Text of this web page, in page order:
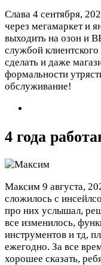
Слава 4 сентября,
через мегамаркет и
выходить на озон и
службой
сделать и даже
формальности
обслуживание!
4 года
Максим 9 августа,
сложилось с
про них услышал,
все изменилось,
инструментов и тд,
ежегодно. За все
хорошее сказать,